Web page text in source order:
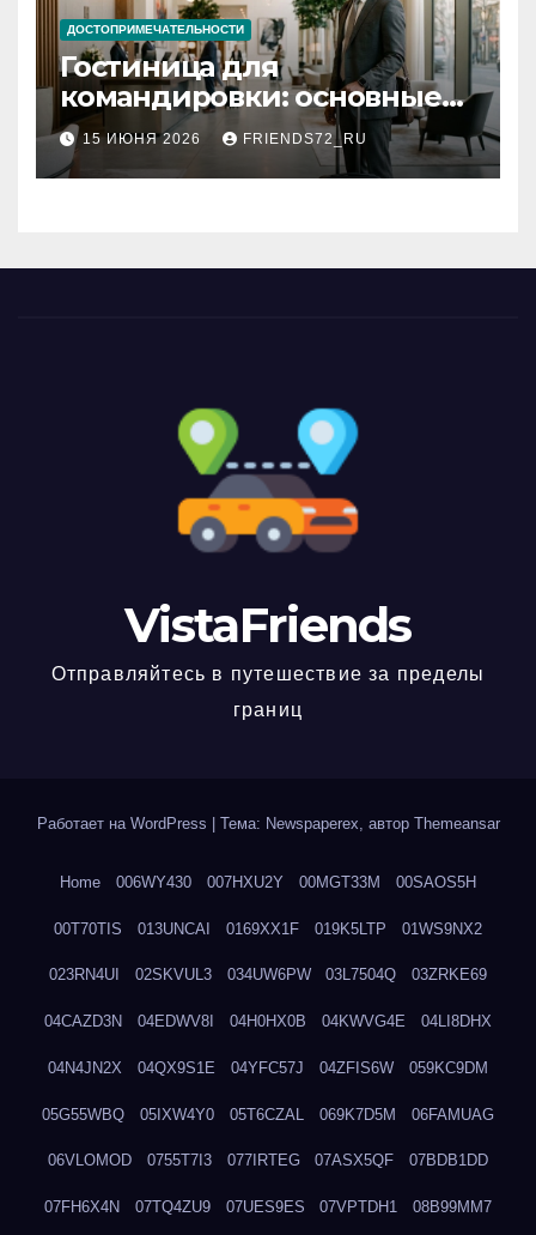
ДОСТОПРИМЕЧАТЕЛЬНОСТИ
Гостиница для
командировки: основные
критерии выбора
15 ИЮНЯ 2026 FRIENDS72_RU
VistaFriends
Отправляйтесь в путешествие за пределы
границ
Работает на WordPress Тема: Newspaperex, автор Themeansar
Home 006WY430 007HXU2Y 00MGT33M 00SAOS5H
00T70TIS 013UNCAI 0169XX1F 019K5LTP 01WS9NX2
023RN4UI 02SKVUL3 034UW6PW 03L7504Q 03ZRKE69
04CAZD3N 04EDWV8I 04H0HX0B 04KWVG4E 04LI8DHX
04N4JN2X 04QX9S1E 04YFC57J 04ZFIS6W 059KC9DM
05G55WBQ 05IXW4Y0 05T6CZAL 069K7D5M 06FAMUAG
06VLOMOD 0755T7I3 077IRTEG 07ASX5QF 07BDB1DD
07FH6X4N 07TQ4ZU9 07UES9ES 07VPTDH1 08B99MM7